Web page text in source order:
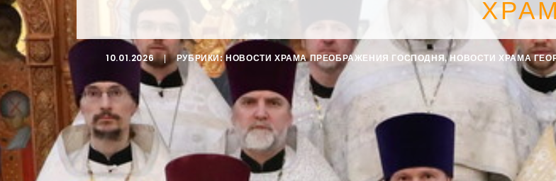
10.01.2026 | РУБРИКИ: НОВОСТИ ХРАМА ПРЕОБРАЖЕНИЯ ГОСПОДНЯ ,НОВОСТИ ХРАМА